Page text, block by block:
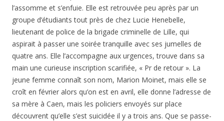
l’assomme et s’enfuie. Elle est retrouvée peu après par un
groupe d’étudiants tout près de chez Lucie Henebelle,
lieutenant de police de la brigade criminelle de Lille, qui
aspirait à passer une soirée tranquille avec ses jumelles de
quatre ans. Elle l’accompagne aux urgences, trouve dans sa
main une curieuse inscription scarifiée, « Pr de retour ». La
jeune femme connaît son nom, Marion Moinet, mais elle se
croît en février alors qu’on est en avril, elle donne l’adresse de
sa mère à Caen, mais les policiers envoyés sur place
découvrent qu’elle s’est suicidée il y a trois ans. Que se passe-